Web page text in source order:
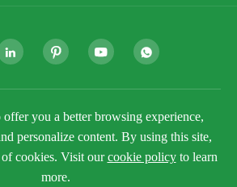
   
Paper Company LimitedTous
de confidentialité

offer you a better browsing experience,
personalize content. By using this site,
of cookies. Visit ourcookie policyto learn
more.